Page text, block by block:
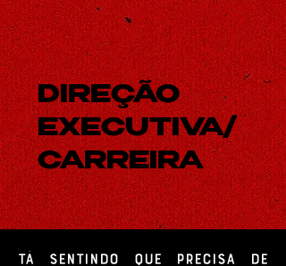
DIREÇÃO
EXECUTIVA/
CARREIRA
Tá sentindo que precisa de